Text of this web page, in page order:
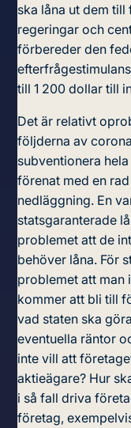
ska låna ut dem
regeringar och
förbereder den
till 1 200 dollar till
Det är relativt
följderna av
subventionera
förenat med en
nedläggning. En
statsgaranterade
problemet att de
behöver låna. För
problemet att man
kommer att bli till
vad staten ska
eventuella räntor
inte vill att
aktieägare? Hur
i så fall driva
företag,